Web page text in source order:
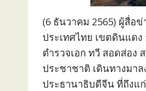
(6 ธันวาคม 2565) ผู้สื่อ
ประเทศไทย เขตดินแด
ตำรวจเอก ทวี สอดส่อ
ประชาชาติ เดินทางมา
ประธานาธิบดีจีน ที่ถึงแ